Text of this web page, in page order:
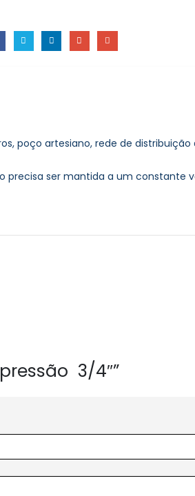
poço artesiano, rede de
precisa ser mantida a um constante
3/4″”